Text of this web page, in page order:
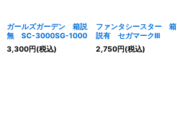
ガールズガーデン 箱説
無 SC-3000SG-1000
3,300円(税込)
ファンタシースター 箱
説有 セガマークIII
2,750円(税込)